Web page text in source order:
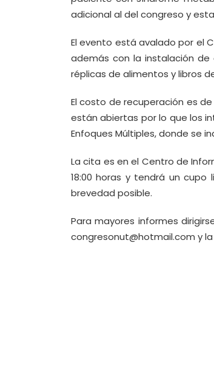
adicional al del congreso y
El evento está avalado por el
además con la instalación
réplicas de alimentos y libros
El costo de recuperación es
están abiertas por lo que los
Enfoques Múltiples, donde se
La cita es en el Centro de
18:00 horas y tendrá un
brevedad posible.
Para mayores informes
congresonut@hotmail.com y